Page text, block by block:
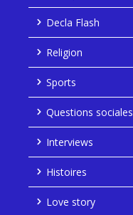
Decla Flash
Religion
Sports
Questions sociales
Interviews
Histoires
Love story